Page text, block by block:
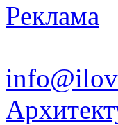
Реклама